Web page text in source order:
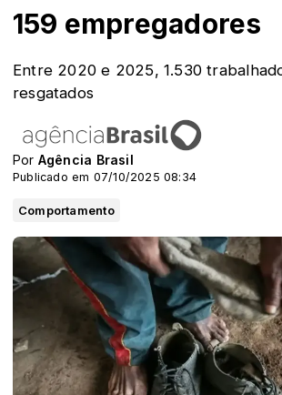
159 empregadores
Entre 2020 e 2025, 1.530
resgatados
Por Agência Brasil
Publicado em 07/10/2025 08:34
Comportamento